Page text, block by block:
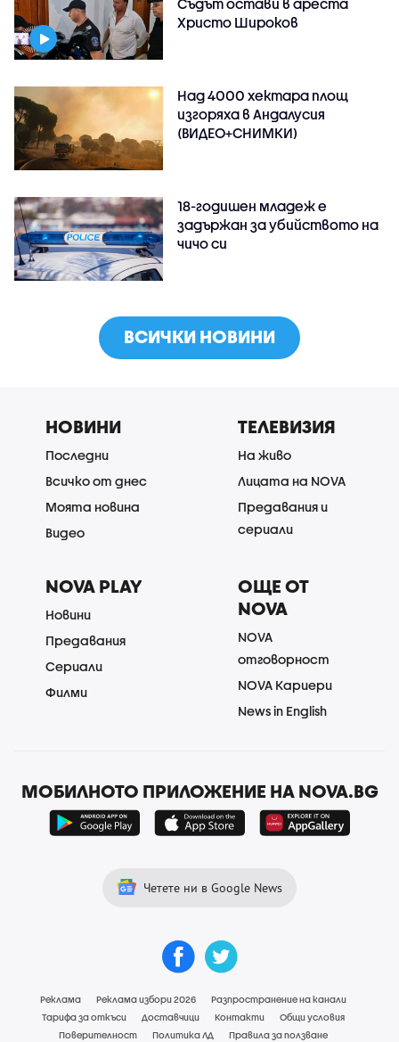
Съдът остави в ареста
Христо Широков
Над 4000 хектара площ
изгоряха в Андалусия
(ВИДЕО+СНИМКИ)
18-годишен младеж е
задържан за убийството на
чичо си
ВСИЧКИ НОВИНИ
НОВИНИ
Последни
Всичко от днес
Моята новина
Видео
ТЕЛЕВИЗИЯ
На живо
Лицата на NOVA
Предавания и
сериали
NOVA PLAY
Новини
Предавания
Сериали
Филми
ОЩЕ ОТ
NOVA
NOVA
отговорност
NOVA Кариери
News in English
МОБИЛНОТО ПРИЛОЖЕНИЕ НА NOVA.BG
Четете ни в Google News
Реклама Реклама избори 2026
Разпространение на канали
Тарифа за откъси
Доставчици Контакти
Общи условия
Поверителност
Политика ЛД Правила за ползване